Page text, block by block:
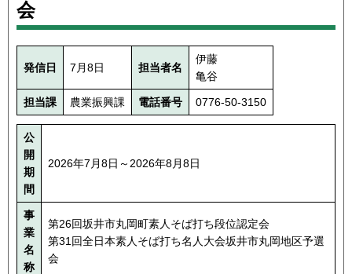
会
発信日 7月8日 担当者名
伊藤
亀谷
担当課 農業振興課 電話番号 0776-50-3150
公
開
期
間
2026年7月8日～2026年8月8日
事
業
名
称
第26回坂井市丸岡町素人そば打ち段位認定会
第31回全日本素人そば打ち名人大会坂井市丸岡地区予選
会